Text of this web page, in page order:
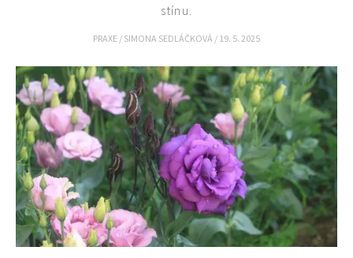
stínu.
PRAXE / SIMONA SEDLÁČKOVÁ / 19. 5. 2025